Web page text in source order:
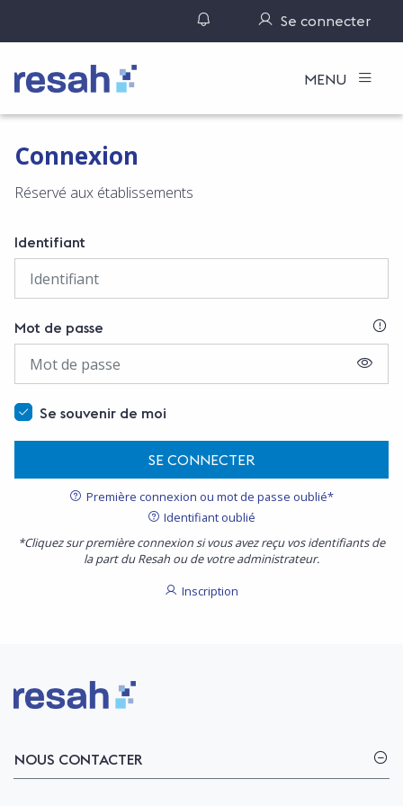
Gérer ses notifications
Se connecter
Logo Resah MENU
Connexion
Réservé aux établissements
Identifiant
Mot de passe
Se souvenir de moi
SE CONNECTER
Première connexion ou mot de passe oublié*
Identifiant oublié
*Cliquez sur première connexion si vous avez reçu vos identifiants de
la part du Resah ou de votre administrateur.
Inscription
Logo Resah
NOUS CONTACTER